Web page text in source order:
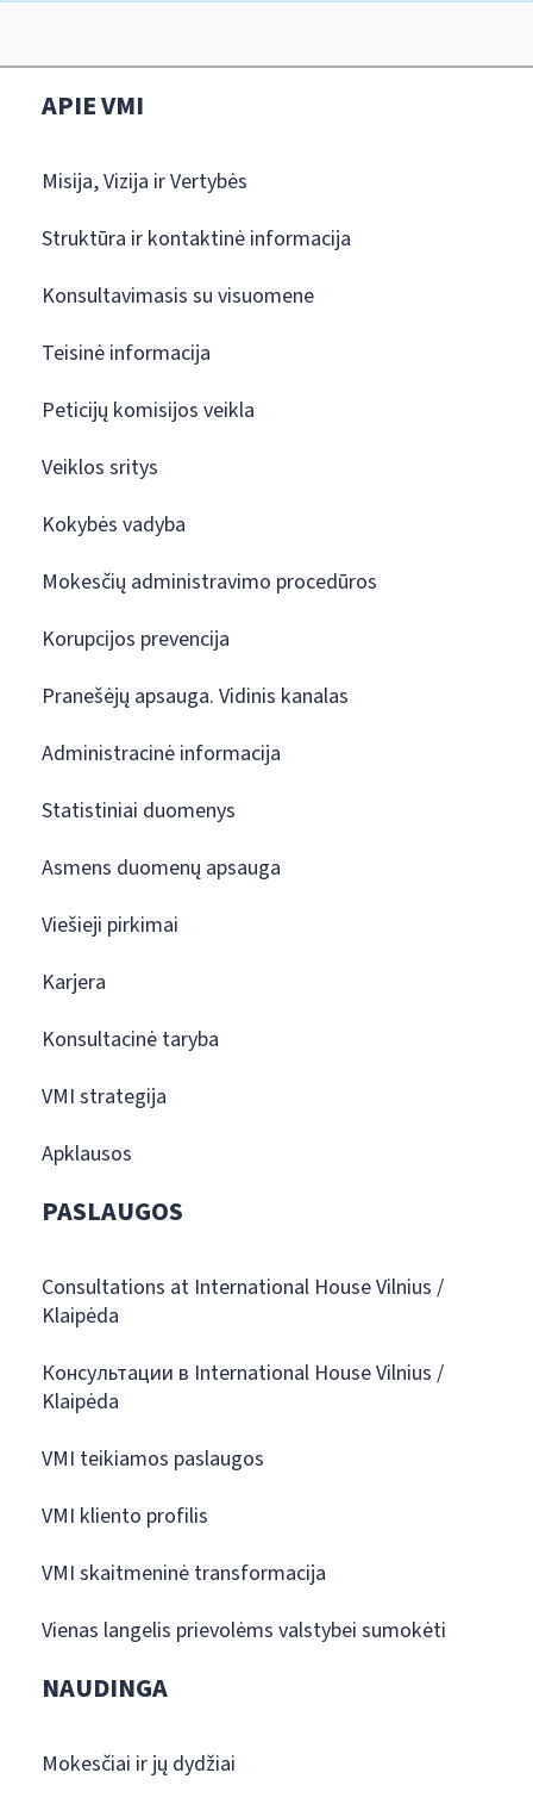
APIE VMI
Misija, Vizija ir Vertybės
Struktūra ir kontaktinė informacija
Konsultavimasis su visuomene
Teisinė informacija
Peticijų komisijos veikla
Veiklos sritys
Kokybės vadyba
Mokesčių administravimo procedūros
Korupcijos prevencija
Pranešėjų apsauga. Vidinis kanalas
Administracinė informacija
Statistiniai duomenys
Asmens duomenų apsauga
Viešieji pirkimai
Karjera
Konsultacinė taryba
VMI strategija
Apklausos
PASLAUGOS
Consultations at International House Vilnius /
Klaipėda
Консультации в International House Vilnius /
Klaipėda
VMI teikiamos paslaugos
VMI kliento profilis
VMI skaitmeninė transformacija
Vienas langelis prievolėms valstybei sumokėti
NAUDINGA
Mokesčiai ir jų dydžiai